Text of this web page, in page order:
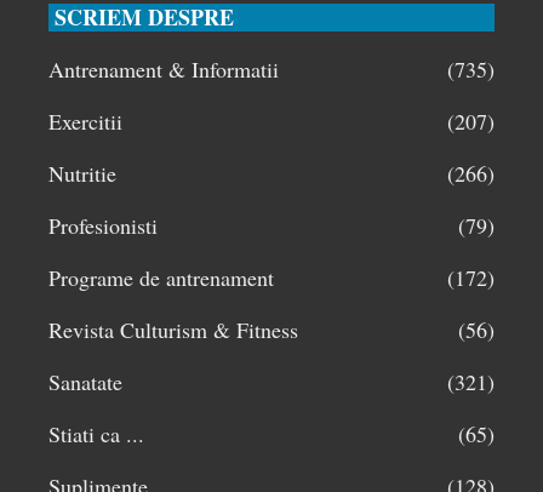
SCRIEM DESPRE
Antrenament & Informatii
(735)
Exercitii
(207)
Nutritie
(266)
Profesionisti
(79)
Programe de antrenament
(172)
Revista Culturism & Fitness
(56)
Sanatate
(321)
Stiati ca ...
(65)
Suplimente
(128)